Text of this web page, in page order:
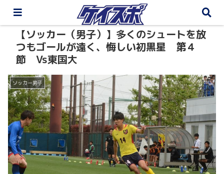
【ソッカー（男子）】多くのシュートを放
つもゴールが遠く、悔しい初黒星 第４
節 Vs東国大
ソッカー男子